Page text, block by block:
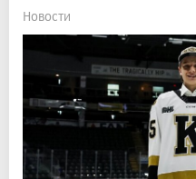
Новости